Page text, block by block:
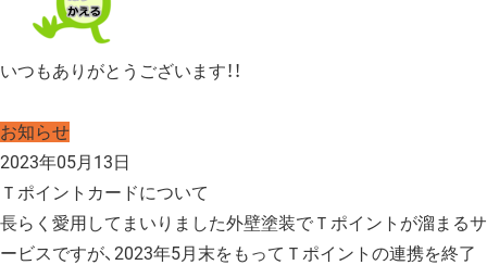
いつもありがとうございます！！
お知らせ
2023年05月13日
Ｔポイントカードについて
長らく愛用してまいりました外壁塗装でＴポイントが溜まるサ
ービスですが、2023年5月末をもってＴポイントの連携を終了